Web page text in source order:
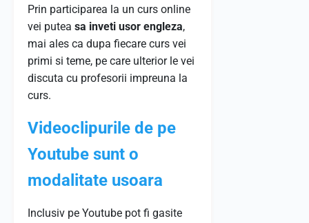
Prin participarea la un curs online
vei putea sa inveti usor engleza,
mai ales ca dupa fiecare curs vei
primi si teme, pe care ulterior le vei
discuta cu profesorii impreuna la
curs.
Videoclipurile de pe
Youtube sunt o
modalitate usoara
Inclusiv pe Youtube pot fi gasite